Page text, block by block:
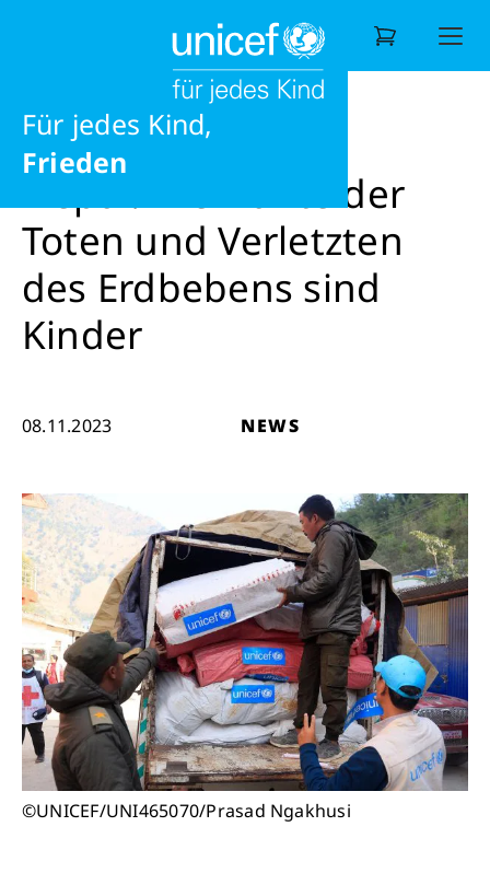
Für jedes Kind,
Ausbildung
Frieden
Wonach suchen Sie?
Nepal: Die Hälfte der Toten und
Nepal: Die Hälfte der
Toten und Verletzten
des Erdbebens sind
Kinder
08.11.2023 NEWS
©UNICEF/UNI465070/Prasad Ngakhusi